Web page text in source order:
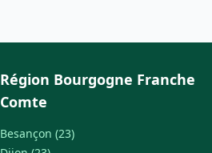
Région Bourgogne Franche
Comte
Besançon (23)